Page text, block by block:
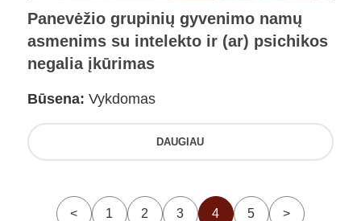
Panevėžio grupinių gyvenimo namų
asmenims su intelekto ir (ar) psichikos
negalia įkūrimas
Būsena: Vykdomas
DAUGIAU
< 1 2 3 4 5 >